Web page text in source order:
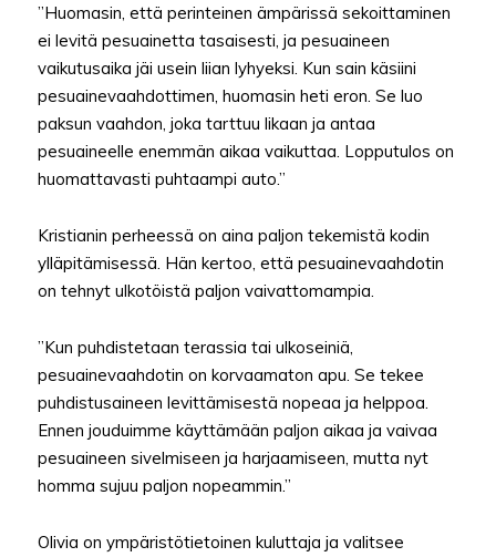
”Huomasin, että perinteinen ämpärissä sekoittaminen
ei levitä pesuainetta tasaisesti, ja pesuaineen
vaikutusaika jäi usein liian lyhyeksi. Kun sain käsiini
pesuainevaahdottimen, huomasin heti eron. Se luo
paksun vaahdon, joka tarttuu likaan ja antaa
pesuaineelle enemmän aikaa vaikuttaa. Lopputulos on
huomattavasti puhtaampi auto.”
Kristianin perheessä on aina paljon tekemistä kodin
ylläpitämisessä. Hän kertoo, että pesuainevaahdotin
on tehnyt ulkotöistä paljon vaivattomampia.
”Kun puhdistetaan terassia tai ulkoseiniä,
pesuainevaahdotin on korvaamaton apu. Se tekee
puhdistusaineen levittämisestä nopeaa ja helppoa.
Ennen jouduimme käyttämään paljon aikaa ja vaivaa
pesuaineen sivelmiseen ja harjaamiseen, mutta nyt
homma sujuu paljon nopeammin.”
Olivia on ympäristötietoinen kuluttaja ja valitsee